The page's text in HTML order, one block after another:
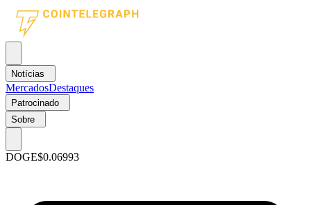
Notícias
MercadosDestaques
Patrocinado
Sobre
DOGE$0.06993